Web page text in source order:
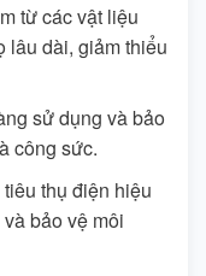
từ các vật liệu
lâu dài, giảm thiểu
sử dụng và bảo
công sức.
thụ điện hiệu
bảo vệ môi